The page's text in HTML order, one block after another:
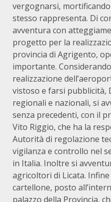
vergognarsi, mortificando
stesso rappresenta. Di
avventura con
progetto per la
provincia di Agrigento,
importante.
realizzazione
vistoso e farsi pubblicità,
regionali e nazionali, si
senza precedenti, con il
Vito Riggio, che ha la
Autorità di regolazione
vigilanza e controllo nel
in Italia. Inoltre si
agricoltori di Licata.
cartellone, posto
palazzo della Provincia,